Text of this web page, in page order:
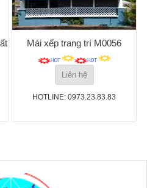
Mái xếp trang trí M0056
Liên hệ
HOTLINE: 0973.23.83.83